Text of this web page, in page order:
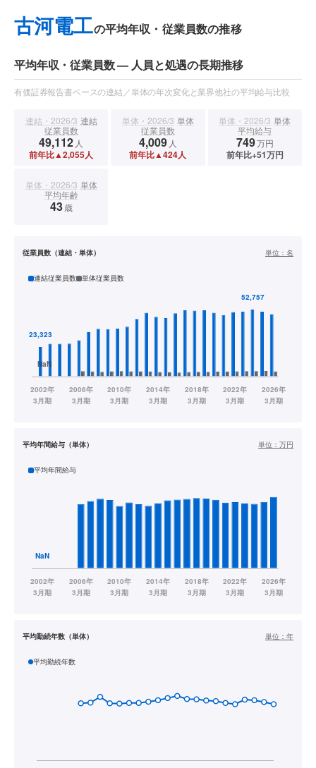
古河電工の平均年収・従業員数の推移
平均年収・従業員数 — 人員と処遇の長期推移
有価証券報告書ベースの連結／単体の年次変化と業界他社の平均給与比較
連結・2026/3 連結
従業員数
49,112 人
前年比▲2,055人
単体・2026/3 単体
従業員数
4,009 人
前年比▲424人
単体・2026/3 単体
平均給与
749万円
前年比+51万円
単体・2026/3 単体
平均年齢
43歳
従業員数（連結・単体） 単位： 名
連結従業員数 単体従業員数
平均年間給与（単体） 単位： 万円
平均年間給与
平均勤続年数（単体） 単位： 年
平均勤続年数